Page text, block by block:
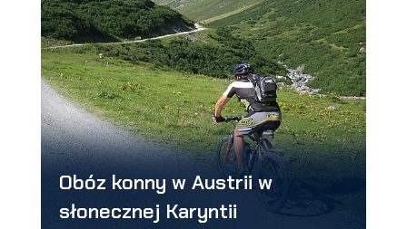
Obóz konny w Austrii w
słonecznej Karyntii